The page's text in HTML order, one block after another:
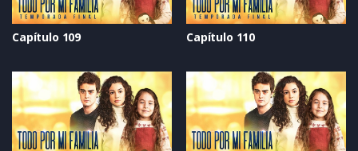
Capítulo 109 Capítulo 110